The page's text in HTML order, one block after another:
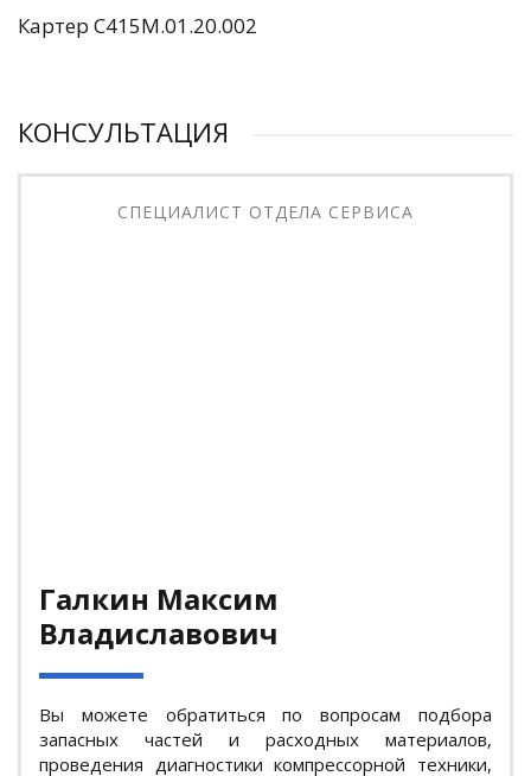
Картер С415М.01.20.002
КОНСУЛЬТАЦИЯ
СПЕЦИАЛИСТ ОТДЕЛА СЕРВИСА
Галкин Максим
Владиславович
Вы можете обратиться по вопросам подбора
запасных частей и расходных материалов,
проведения диагностики компрессорной техники,